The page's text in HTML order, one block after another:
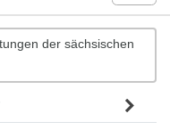
der sächsischen